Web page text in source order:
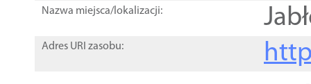
Nazwa miejsca/lokalizacji:
Adres URI zasobu: